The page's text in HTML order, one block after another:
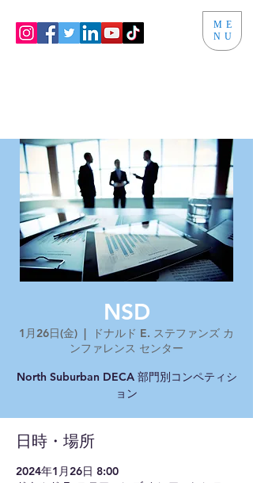
ME
NU
NSD
1月26日(金)
  |
ドナルド E. ステファンズ カ
ンファレンス センター
North Suburban DECA 部門別コンペティシ
ョン
日時・場所
2024年1月26日 8:00